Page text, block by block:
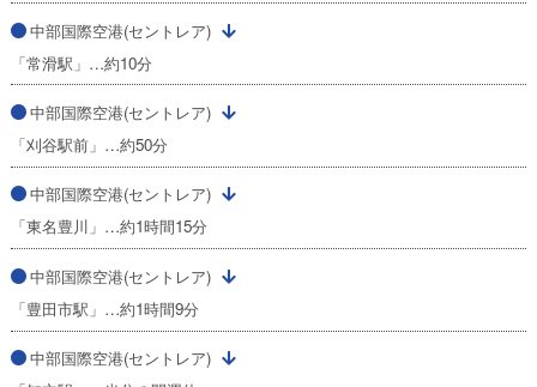
中部国際空港(セントレア)
「常滑駅」…約10分
中部国際空港(セントレア)
「刈谷駅前」…約50分
中部国際空港(セントレア)
「東名豊川」…約1時間15分
中部国際空港(セントレア)
「豊田市駅」…約1時間9分
中部国際空港(セントレア)